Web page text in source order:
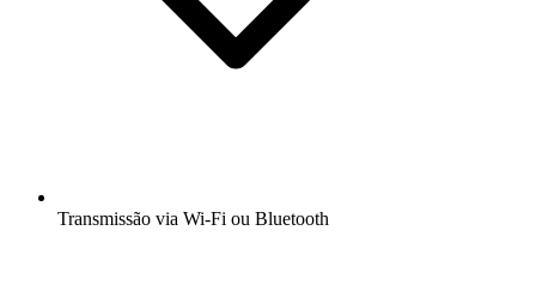
Transmissão via Wi-Fi ou Bluetooth